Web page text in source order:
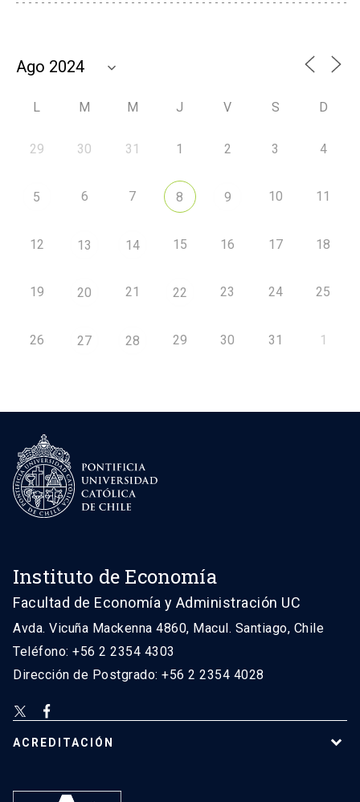
L M M J V S D
29 30 31 1 2 3 4
5 6 7 8 9 10 11
12 13 14 15 16 17 18
19 20 21 22 23 24 25
26 27 28 29 30 31 1
Instituto de Economía
Facultad de Economía y Administración UC
Avda. Vicuña Mackenna 4860, Macul. Santiago, Chile
Teléfono: +56 2 2354 4303
Dirección de Postgrado: +56 2 2354 4028
ACREDITACIÓN